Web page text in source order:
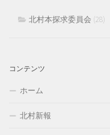
北村本探求委員会 (28)
コンテンツ
ホーム
北村新報